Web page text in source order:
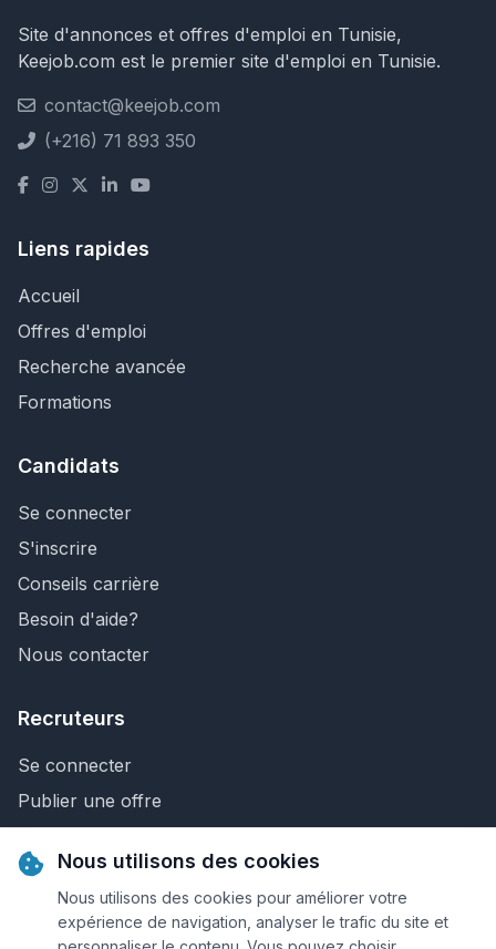
Site d'annonces et offres d'emploi en Tunisie,
Keejob.com est le premier site d'emploi en Tunisie.
contact@keejob.com
(+216) 71 893 350
Liens rapides
Accueil
Offres d'emploi
Recherche avancée
Formations
Candidats
Se connecter
S'inscrire
Conseils carrière
Besoin d'aide?
Nous contacter
Recruteurs
Se connecter
Publier une offre
Nous contacter
Nous utilisons des cookies
Nous utilisons des cookies pour améliorer votre
expérience de navigation, analyser le trafic du site et